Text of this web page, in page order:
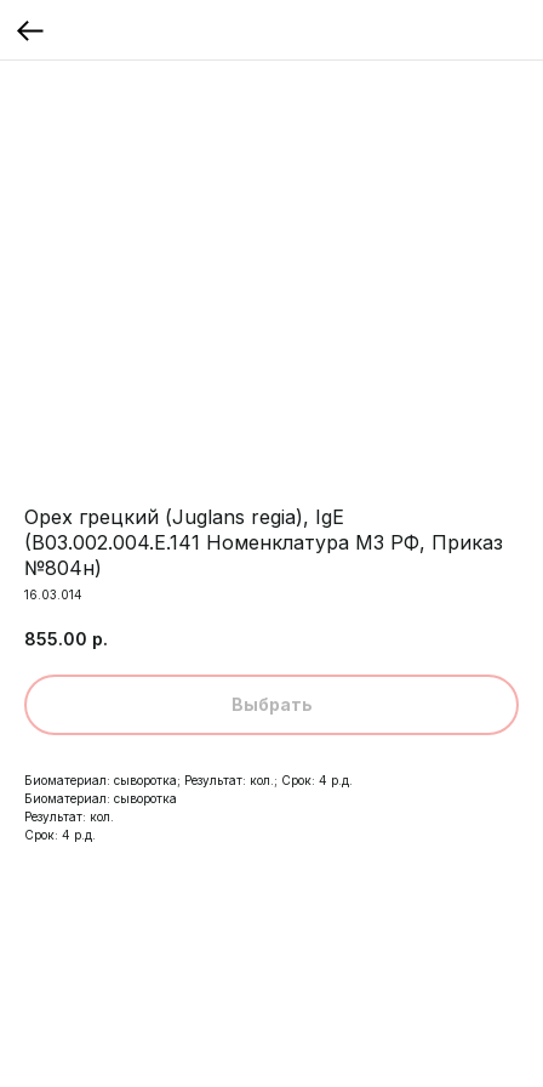
Орех грецкий (Juglans regia), IgE
(B03.002.004.Е.141 Номенклатура МЗ РФ, Приказ
№804н)
16.03.014
855.00 р.
Выбрать
Биоматериал: сыворотка; Результат: кол.; Срок: 4 р.д.
Биоматериал: сыворотка
Результат: кол.
Срок: 4 р.д.